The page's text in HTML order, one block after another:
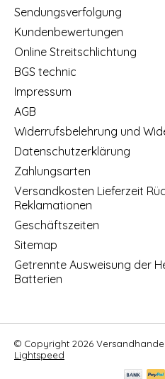
Sendungsverfolgung
Kundenbewertungen
Online Streitschlichtung
BGS technic
Impressum
AGB
Widerrufsbelehrung und
Datenschutzerklärung
Zahlungsarten
Versandkosten Lieferzeit
Reklamationen
Geschäftszeiten
Sitemap
Getrennte Ausweisung der
Batterien
© Copyright 2026
Lightspeed